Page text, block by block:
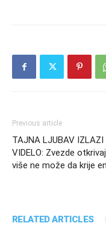
Previous article
TAJNA LJUBAV IZLAZI
VIDELO: Zvezde
više ne može da krije
RELATED ARTICLES